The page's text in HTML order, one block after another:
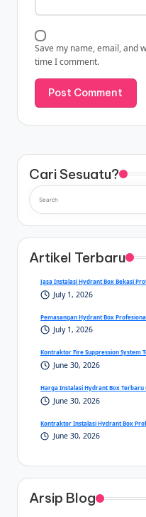
Save my name, email, and
time I comment.
Cari Sesuatu?
Artikel Terbaru
Jasa Instalasi Hydrant Box Bekasi
July 1, 2026
Pemasangan Hydrant Box
July 1, 2026
Kontraktor Fire Suppression System
June 30, 2026
Harga Instalasi Hydrant Box Terbaru
June 30, 2026
Kontraktor Instalasi Hydrant Box
June 30, 2026
Arsip Blog